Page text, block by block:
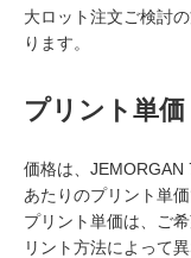
大ロット注文ご検討の
ります。
プリント単価
価格は、
あたりのプリント単
プリント単価は、ご
リント方法によって